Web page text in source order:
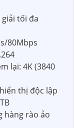
giải tối đa
80Mbps
lại: 4K (3840
thị độc lập
hàng rào ảo